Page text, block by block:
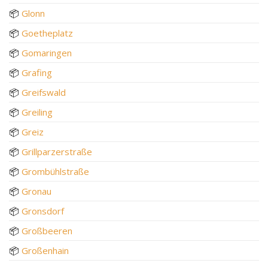
📦 Glonn
📦 Goetheplatz
📦 Gomaringen
📦 Grafing
📦 Greifswald
📦 Greiling
📦 Greiz
📦 Grillparzerstraße
📦 Grombühlstraße
📦 Gronau
📦 Gronsdorf
📦 Großbeeren
📦 Großenhain